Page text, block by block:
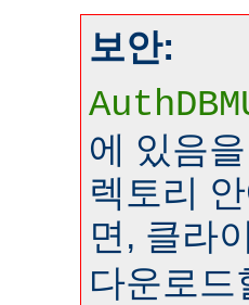
보안:
에 있음
렉토리
면, 클라
다운로드